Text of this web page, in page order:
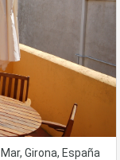
Girona, España